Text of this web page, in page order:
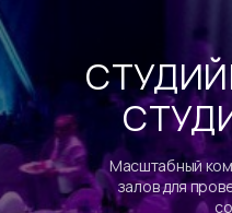
Масштабный
залов для